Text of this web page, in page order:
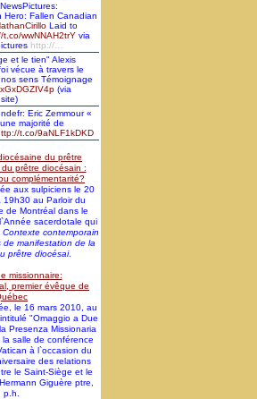
un DVD sur
produit par la
l'abbé Jimmy
auxiliaire de la
du Séminaire
- Bulletin
Info Vol. 41 n. 3,
l'abbé Claude
du Séminaire
Hero: Fallen Canadian
Laid to
t.co/wwNNAH2trYvia
http://…
et le tien" Alexis
vécue à travers le
sens Témoignage
(via
Eric Zemmour «
majorité de
t.co/9aNLF1kDKD
du prêtre
prêtre diocésain :
complémentarité?
aux sulpiciens le 20
19h30 au Parloir du
de Montréal dans le
sacerdotale qui
Contexte contemporain
de manifestation de la
prêtre diocésai.
missionnaire:
premier évêque de
le 16 mars 2010, au
"Omaggio a Due
Presenza Missionaria
salle de conférence
à l`occasion du
des relations
le Saint-Siège et le
Giguère ptre,
p.h.